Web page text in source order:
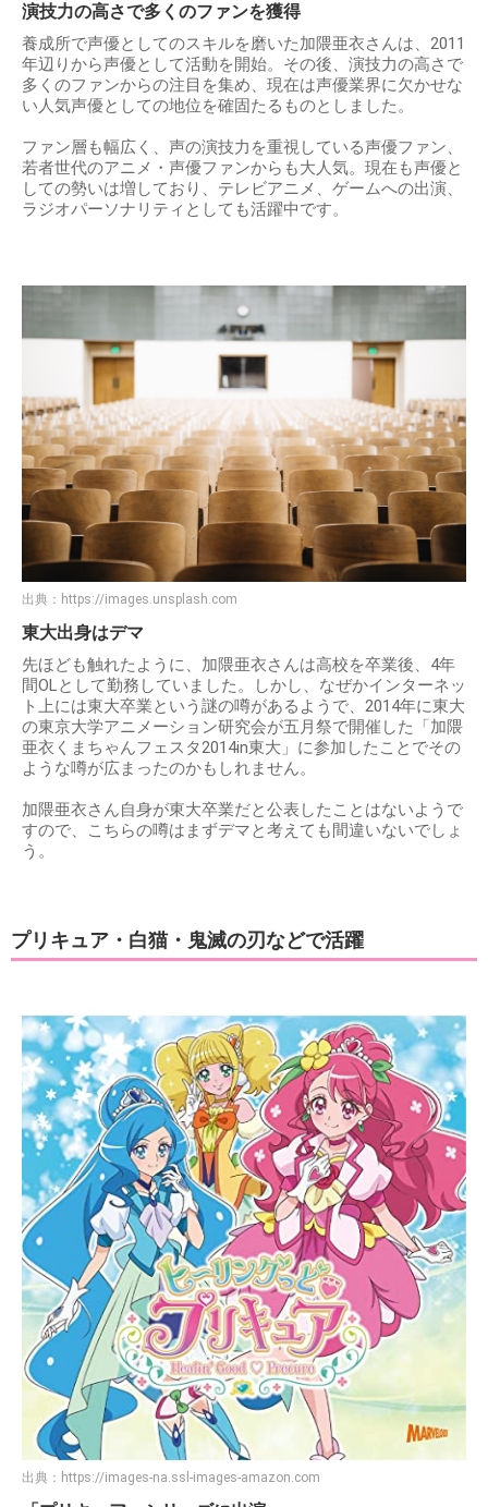
演技力の高さで多くのファンを獲得
養成所で声優としてのスキルを磨いた加隈亜衣さんは、2011
年辺りから声優として活動を開始。その後、演技力の高さで
多くのファンからの注目を集め、現在は声優業界に欠かせな
い人気声優としての地位を確固たるものとしました。
ファン層も幅広く、声の演技力を重視している声優ファン、
若者世代のアニメ・声優ファンからも大人気。現在も声優と
しての勢いは増しており、テレビアニメ、ゲームへの出演、
ラジオパーソナリティとしても活躍中です。
出典： https://images.unsplash.com
東大出身はデマ
先ほども触れたように、加隈亜衣さんは高校を卒業後、4年
間OLとして勤務していました。しかし、なぜかインターネッ
ト上には東大卒業という謎の噂があるようで、2014年に東大
の東京大学アニメーション研究会が五月祭で開催した「加隈
亜衣くまちゃんフェスタ2014in東大」に参加したことでその
ような噂が広まったのかもしれません。
加隈亜衣さん自身が東大卒業だと公表したことはないようで
すので、こちらの噂はまずデマと考えても間違いないでしょ
う。
プリキュア・白猫・鬼滅の刃などで活躍
出典： https://images-na.ssl-images-amazon.com